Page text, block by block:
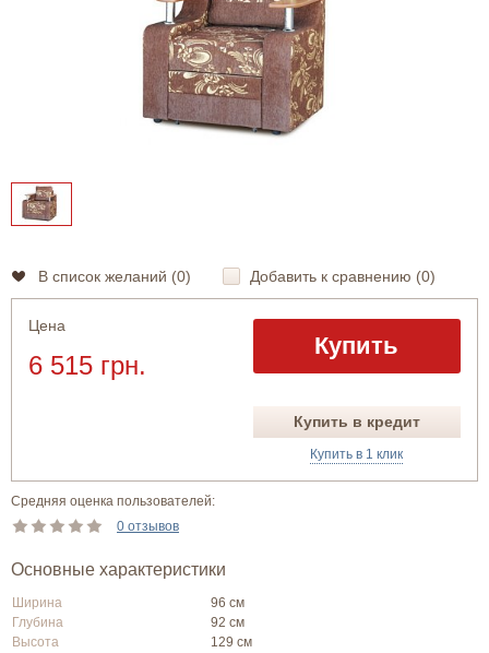
В список желаний (0) Добавить к сравнению (0)
Цена
6 515 грн.
Купить
Купить в кредит
Купить в 1 клик
Средняя оценка пользователей:
0 отзывов
Основные характеристики
Ширина
96 см
Глубина
92 см
Высота
129 см